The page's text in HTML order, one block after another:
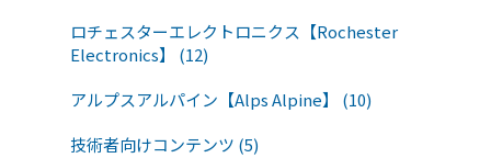
ロチェスターエレクトロニクス【Rochester
Electronics】 (12)
アルプスアルパイン【Alps Alpine】 (10)
技術者向けコンテンツ (5)